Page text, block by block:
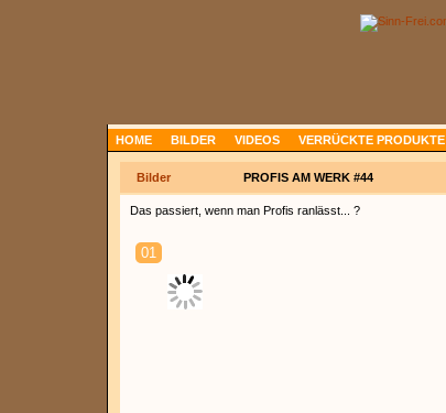
HOME BILDER VIDEOS VERRÜCKTE PRODUKTE
Bilder PROFIS AM WERK #44
Das passiert, wenn man Profis ranlässt... ?
01